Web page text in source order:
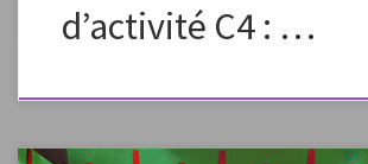
d’activité C4 : …